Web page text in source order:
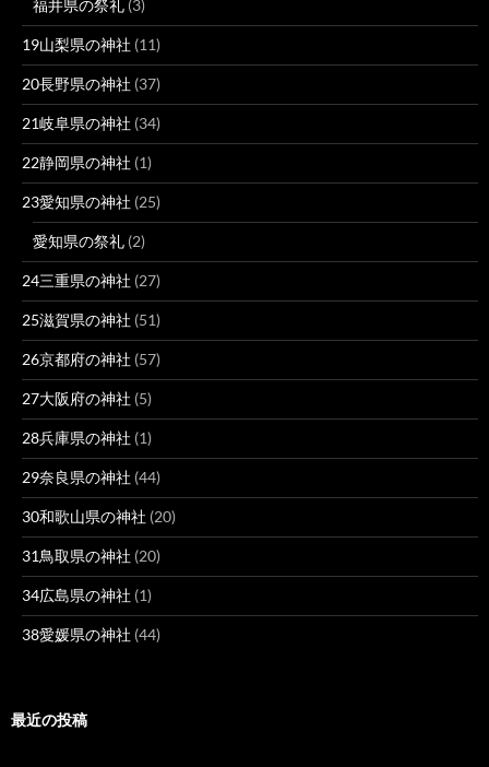
福井県の祭礼 (3)
19山梨県の神社 (11)
20長野県の神社 (37)
21岐阜県の神社 (34)
22静岡県の神社 (1)
23愛知県の神社 (25)
愛知県の祭礼 (2)
24三重県の神社 (27)
25滋賀県の神社 (51)
26京都府の神社 (57)
27大阪府の神社 (5)
28兵庫県の神社 (1)
29奈良県の神社 (44)
30和歌山県の神社 (20)
31鳥取県の神社 (20)
34広島県の神社 (1)
38愛媛県の神社 (44)
最近の投稿